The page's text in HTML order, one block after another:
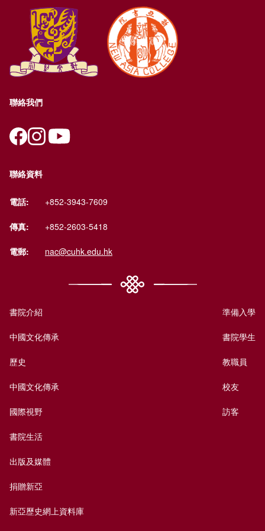
聯絡我們
聯絡資料
電話: +852-3943-7609
傳真: +852-2603-5418
電郵: nac@cuhk.edu.hk
書院介紹
中國文化傳承
歷史
中國文化傳承
國際視野
書院生活
出版及媒體
捐贈新亞
新亞歷史網上資料庫
準備入學
書院學生
教職員
校友
訪客